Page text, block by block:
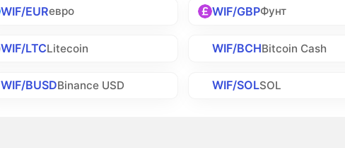
WIF/EURевро WIF/GBPФунт
WIF/LTCLitecoin WIF/BCHBitcoin Cash
WIF/BUSDBinance USD WIF/SOLSOL